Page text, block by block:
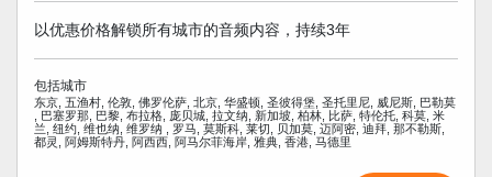
以优惠价格解锁所有城市的音频内容，持续3年
包括城市
东京, 五渔村, 伦敦, 佛罗伦萨, 北京, 华盛顿, 圣彼得堡, 圣托里尼, 威尼斯, 巴勒莫
, 巴塞罗那, 巴黎, 布拉格, 庞贝城, 拉文纳, 新加坡, 柏林, 比萨, 特伦托, 科莫, 米
兰, 纽约, 维也纳, 维罗纳 , 罗马, 莫斯科, 莱切, 贝加莫, 迈阿密, 迪拜, 那不勒斯,
都灵, 阿姆斯特丹, 阿西西, 阿马尔菲海岸, 雅典, 香港, 马德里